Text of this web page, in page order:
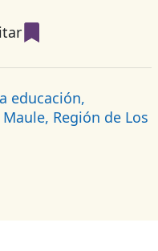
educación,
Región de Los